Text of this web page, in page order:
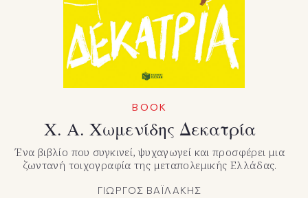
BOOK
Χ. Α. Χωμενίδης Δεκατρία
Ένα βιβλίο που συγκινεί, ψυχαγωγεί και προσφέρει μια
ζωντανή τοιχογραφία της μεταπολεμικής Ελλάδας.
ΓΙΩΡΓΟΣ ΒΑΪΛΑΚΗΣ